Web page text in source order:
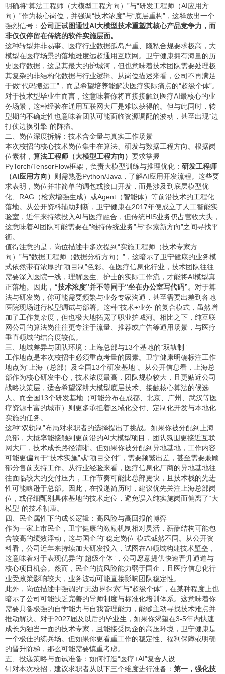
明确将“算法工程师（大模型工程方向）”与“研发工程师（AI应用方
向）”作为核心岗位，并强调“技术浓度”与“底层重构”，这释放出一个
强烈信号： 公司正试图通过AI大模型技术重塑其核心产品竞争力，而
非仅仅停留在传统的软件实施层面。
这种转型并非易事。医疗行业数据孤岛严重、隐私合规要求极高，大
模型在医疗场景的落地难度远超通用互联网。卫宁健康拥有海量的历
史医疗数据，这是其最大的护城河，但也意味着技术团队需要处理极
其复杂的非结构化数据与行业逻辑。从岗位描述来看，公司不再满足
于做“代码搬运工”，而是希望培养能解决医疗实际痛点的“超级个体”。
对于技术型毕业生而言，这意味着你将直接接触到医疗AI最核心的业
务场景，这种经验在通用互联网大厂是难以获得的。但与此同时，转
型期的不确定性也意味着团队可能面临资源调配的波动，甚至出现“边
打仗边换引擎”的阵痛。
二、岗位深度拆解：技术含金量与真实工作场景
本次校招的核心技术岗位集中在算法、研发与数据工程方向。根据岗
位素材， 算法工程师（大模型工程方向） 要求掌握
PyTorch/TensorFlow框架，负责大模型训练与推理优化； 研发工程师
（AI应用方向） 则需熟悉Python/Java，了解AI应用开发流程。这些要
求表明，岗位并非简单的调包或接口开发，而是涉及到底层模型优
化、RAG（检索增强生成）或Agent（智能体）等前沿技术的工程化
落地。从公开资料辅助判断，卫宁健康在2017年便成立了人工智能实
验室，近年来持续投入AI与医疗融合，但传统HIS业务仍占营收大头，
这意味着AI团队可能需要在“维持传统业务”与“探索新方向”之间寻找平
衡。
值得注意的是，岗位描述中多次提到“实施工程师（技术专家方
向）”与“数据工程师（数据分析方向）”，这暗示了卫宁健康的业务模
式依然带有浓厚的“项目制”色彩。在医疗信息化行业，技术团队往往
需要深入医院一线，理解医生、护士的实际工作流，才能将AI模型真
正落地。因此， “技术浓度”并不等同于“坐在办公室写代码”。对于算
法与研发岗，你可能需要频繁与业务专家沟通，甚至需要出差到各地
医院现场进行模型调试与部署。这种“技术+业务”的复合模式，虽然增
加了工作复杂度，但也极大地拓宽了职业护城河。相比之下，纯互联
网公司的算法岗往往更专注于流量、推荐或广告等通用场景，与医疗
垂直领域的结合度较低。
三、地域差异与团队环境：上海总部与13个基地的“双轨制”
工作地点是本次校招中必须重点考量的因素。卫宁健康明确标注工作
地点为“上海（总部）及全国13个研发基地”。从公开信息看，上海总
部作为核心研发中心，技术浓度最高，团队规模较大，且更贴近公司
战略决策层，适合希望深耕大模型底层技术、接触核心算法的候选
人。而全国13个研发基地（可能分布在成都、北京、广州、武汉等医
疗资源丰富的城市）则更多承担着区域化交付、定制化开发与本地化
实施的任务。
这种“双轨制”布局对求职者的选择提出了挑战。如果你被分配到上海
总部，大概率能接触到更前沿的AI大模型项目，团队氛围更接近互联
网大厂，技术成长路径清晰。但如果你被分配到异地基地，工作内容
可能更偏向于“技术实施”或“项目交付”，需要频繁出差，甚至需要兼顾
部分售前支持工作。从行业经验来看，医疗信息化厂商的异地基地往
往面临较大的交付压力，工作节奏可能比总部更快，且技术栈的先进
性可能略逊于总部。因此，在投递简历时，建议优先关注上海总部岗
位，或仔细甄别具体基地的技术定位，避免误入纯实施岗而偏离了“大
模型”的技术初衷。
四、民企属性下的成长逻辑：高风险与高回报的博弈
作为一家上市民企，卫宁健康的激励机制相对灵活，薪酬结构可能包
含较高的绩效浮动，这与国企的“稳定岗位”模式截然不同。从公开资
料看，公司近年来持续加大研发投入，试图在AI领域构建技术壁垒，
这意味着对于表现优异的“超级个体”，公司愿意提供快速晋升通道与
核心项目机会。然而，民企的抗风险能力弱于国企，且医疗信息化行
业受政策影响较大，业务波动可能直接影响团队稳定性。
此外，岗位描述中强调的“无边界探索”与“超级个体”，在某种程度上也
暗示了公司可能缺乏完善的导师制度与标准化培训体系。这意味着你
需要具备极强的自学能力与自我管理能力，能够主动寻找技术难点并
推动解决。对于2027届及以后的毕业生，如果你渴望在3-5年内快速
成长为独当一面的技术专家，且能接受民企的高压环境，卫宁健康是
一个极佳的练兵场。但如果你更看重工作的稳定性、福利保障或明确
的晋升阶梯，那么可能需要慎重考虑。
五、投递策略与面试准备：如何打造“医疗+AI”复合人设
针对本次校招，建议求职者从以下三个维度进行准备： 第一，强化技